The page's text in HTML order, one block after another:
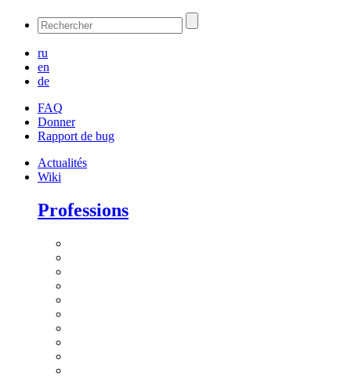
ru
en
de
FAQ
Donner
Rapport de bug
Actualités
Wiki
Professions